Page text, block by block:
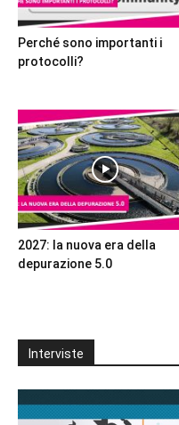
Perché sono importanti i
protocolli?
2027: la nuova era della
depurazione 5.0
Interviste